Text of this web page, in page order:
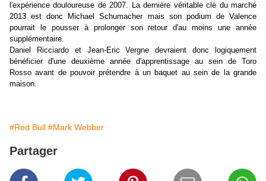
l'expérience douloureuse de 2007. La dernière véritable clé du marché
2013 est donc Michael Schumacher mais son podium de Valence
pourrait le pousser à prolonger son retour d'au moins une année
supplémentaire.
Daniel Ricciardo et Jean-Eric Vergne devraient donc logiquement
bénéficier d'une deuxième année d'apprentissage au sein de Toro
Rosso avant de pouvoir prétendre à un baquet au sein de la grande
maison.
#Red Bull #Mark Webber
Partager